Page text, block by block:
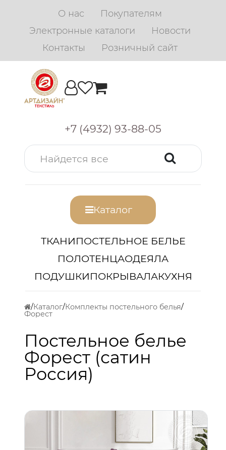
О нас
Покупателям
Электронные каталоги
Новости
Контакты
Розничный сайт
+7 (4932) 93-88-05
Каталог
ТКАНИПОСТЕЛЬНОЕ БЕЛЬЕ
ПОЛОТЕНЦАОДЕЯЛА
ПОДУШКИПОКРЫВАЛАКУХНЯ
Каталог Комплекты постельного белья
Форест
Постельное белье
Форест (сатин
Россия)